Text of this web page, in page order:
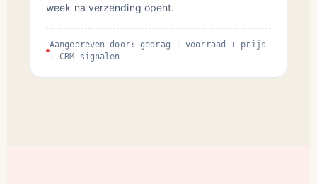
week na verzending opent.
Aangedreven door: gedrag + voorraad + prijs
+ CRM-signalen